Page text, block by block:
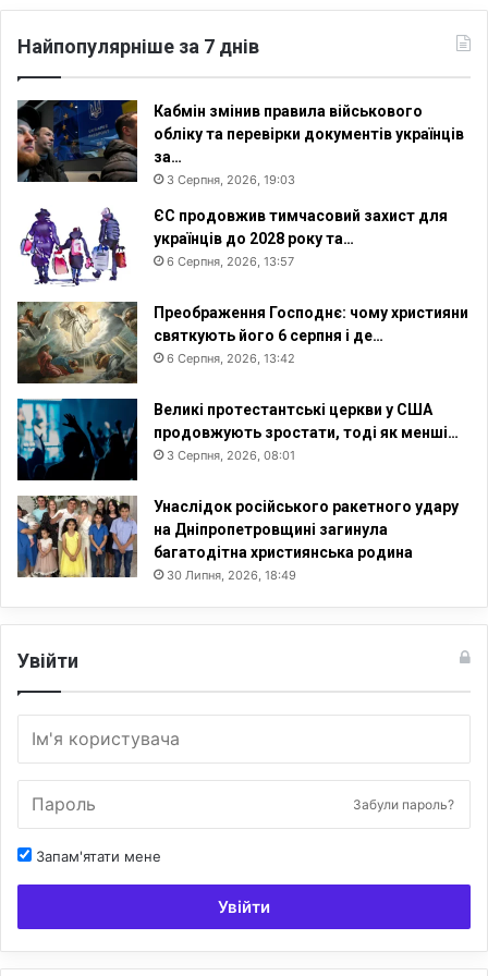
Найпопулярніше за 7 днів
Кабмін змінив правила військового
обліку та перевірки документів українців
за…
3 Серпня, 2026, 19:03
ЄС продовжив тимчасовий захист для
українців до 2028 року та…
6 Серпня, 2026, 13:57
Преображення Господнє: чому християни
святкують його 6 серпня і де…
6 Серпня, 2026, 13:42
Великі протестантські церкви у США
продовжують зростати, тоді як менші…
3 Серпня, 2026, 08:01
Унаслідок російського ракетного удару
на Дніпропетровщині загинула
багатодітна християнська родина
30 Липня, 2026, 18:49
Увійти
Забули пароль?
Запам'ятати мене
Увійти